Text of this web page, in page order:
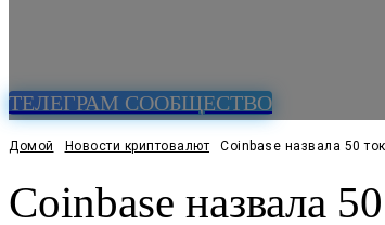
ТЕЛЕГРАМ СООБЩЕСТВО
Домой Новости криптовалют Coinbase назвала 50
Coinbase назвала